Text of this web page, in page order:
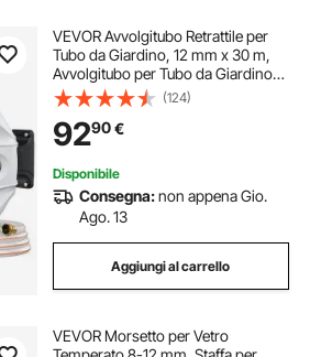
VEVOR Avvolgitubo Retrattile per
Tubo da Giardino, 12 mm x 30 m,
Avvolgitubo per Tubo da Giardino
con Ugello 9 Modelli, Sistema di
Ritorno a Riavvolgimento
Automatico e Staffa Girevole a 180°
(124)
9290€
Disponibile
Consegna:non appena Gio.
Ago. 13
Aggiungi al carrello
VEVOR Morsetto per Vetro